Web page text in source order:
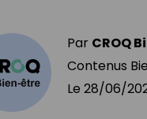
Par CROQ
Contenus
Le 28/06/